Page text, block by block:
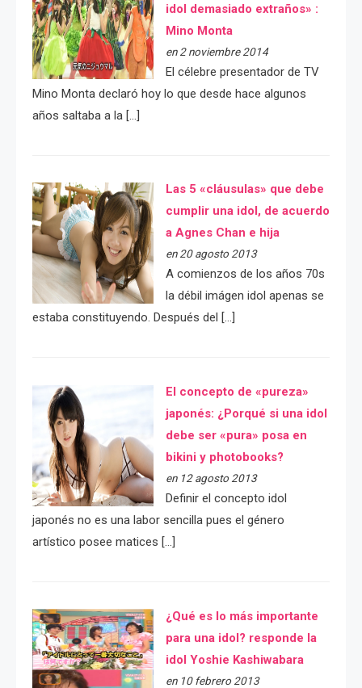
idol demasiado extraños» :
Mino Monta
en 2 noviembre 2014
El célebre presentador de TV
Mino Monta declaró hoy lo que desde hace algunos
años saltaba a la […]
Las 5 «cláusulas» que debe
cumplir una idol, de acuerdo
a Agnes Chan e hija
en 20 agosto 2013
A comienzos de los años 70s
la débil imágen idol apenas se
estaba constituyendo. Después del […]
El concepto de «pureza»
japonés: ¿Porqué si una idol
debe ser «pura» posa en
bikini y photobooks?
en 12 agosto 2013
Definir el concepto idol
japonés no es una labor sencilla pues el género
artístico posee matices […]
¿Qué es lo más importante
para una idol? responde la
idol Yoshie Kashiwabara
en 10 febrero 2013